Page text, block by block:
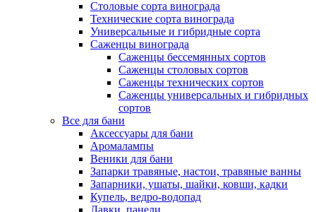
Столовые сорта винограда
Технические сорта винограда
Универсальные и гибридные сорта
Саженцы винограда
Саженцы бессемянных сортов
Саженцы столовых сортов
Саженцы технических сортов
Саженцы универсальных и гибридных
сортов
Все для бани
Аксессуары для бани
Аромалампы
Веники для бани
Запарки травяные, настои, травяные ванны
Запарники, ушаты, шайки, ковши, кадки
Купель, ведро-водопад